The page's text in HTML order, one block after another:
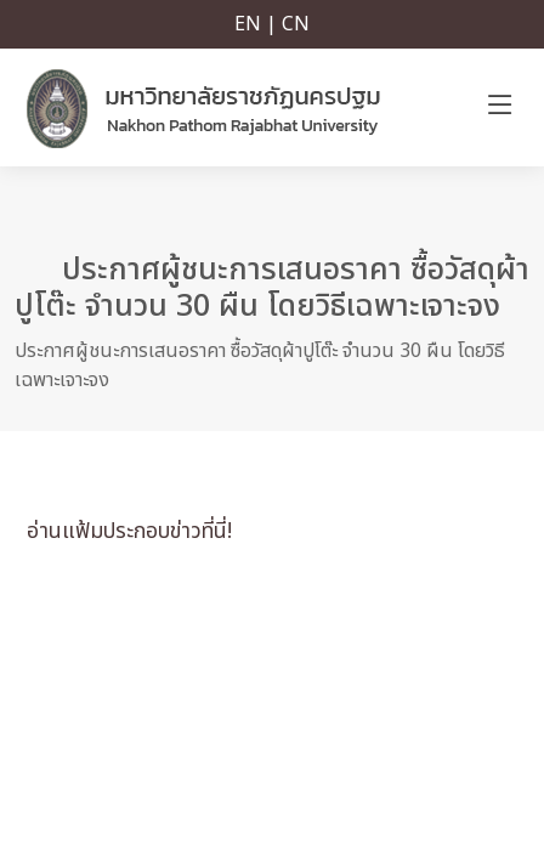
EN | CN
ประกาศผู้ชนะการเสนอราคา ซื้อวัสดุผ้า
ปูโต๊ะ จำนวน 30 ผืน โดยวิธีเฉพาะเจาะจง
ประกาศผู้ชนะการเสนอราคา ซื้อวัสดุผ้าปูโต๊ะ จำนวน 30 ผืน โดยวิธี
เฉพาะเจาะจง
อ่านแฟ้มประกอบข่าวที่นี่!